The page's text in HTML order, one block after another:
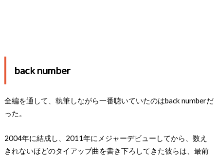
back number
全編を通して、執筆しながら一番聴いていたのはback numberだ
った。
2004年に結成し、2011年にメジャーデビューしてから、数え
きれないほどのタイアップ曲を書き下ろしてきた彼らは、最前